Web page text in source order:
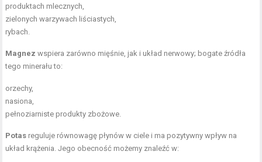
produktach mlecznych,
zielonych warzywach liściastych,
rybach.
Magnez wspiera zarówno mięśnie, jak i układ nerwowy; bogate źródła
tego minerału to:
orzechy,
nasiona,
pełnoziarniste produkty zbożowe.
Potas reguluje równowagę płynów w ciele i ma pozytywny wpływ na
układ krążenia. Jego obecność możemy znaleźć w: